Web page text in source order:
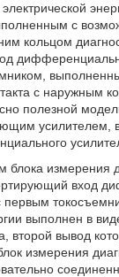
с
кольцом
с наружным
полезной
усилителем,
блока измерения
вход
первым
выполнен в
второй вывод
измерения